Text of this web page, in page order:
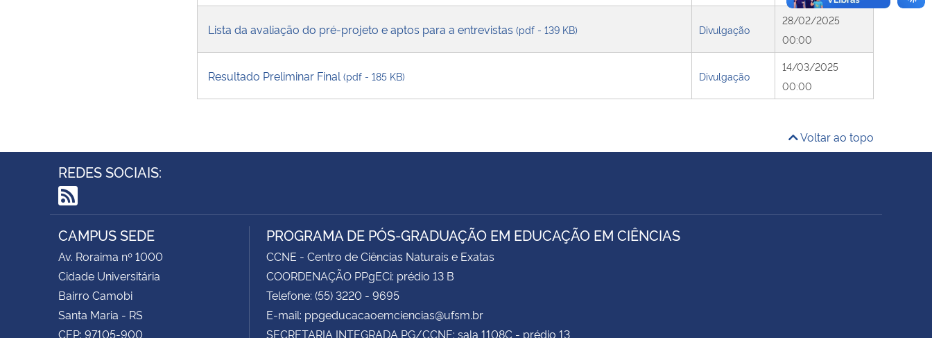
Lista da avaliação do pré-projeto e aptos para a entrevistas (pdf - 139 KB) Divulgação
28/02/2025
00:00
Resultado Preliminar Final (pdf - 185 KB) Divulgação
14/03/2025
00:00
Voltar ao topo
REDES SOCIAIS:
RSS
CAMPUS SEDE
Av. Roraima nº 1000
Cidade Universitária
Bairro Camobi
Santa Maria - RS
CEP: 97105-900
PROGRAMA DE PÓS-GRADUAÇÃO EM EDUCAÇÃO EM CIÊNCIAS
CCNE - Centro de Ciências Naturais e Exatas
COORDENAÇÃO PPgECi: prédio 13 B
Telefone: (55) 3220 - 9695
E-mail: ppgeducacaoemciencias@ufsm.br
SECRETARIA INTEGRADA PG/CCNE: sala 1108C - prédio 13